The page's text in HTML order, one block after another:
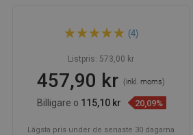
Mexen DQ45 svart glidande
duschset - 785454581-70
(4)
Listpris: 573,00 kr
457,90 kr(inkl. moms)
Billigare o 115,10 kr 20,09%
Lägsta pris under de senaste 30 dagarna